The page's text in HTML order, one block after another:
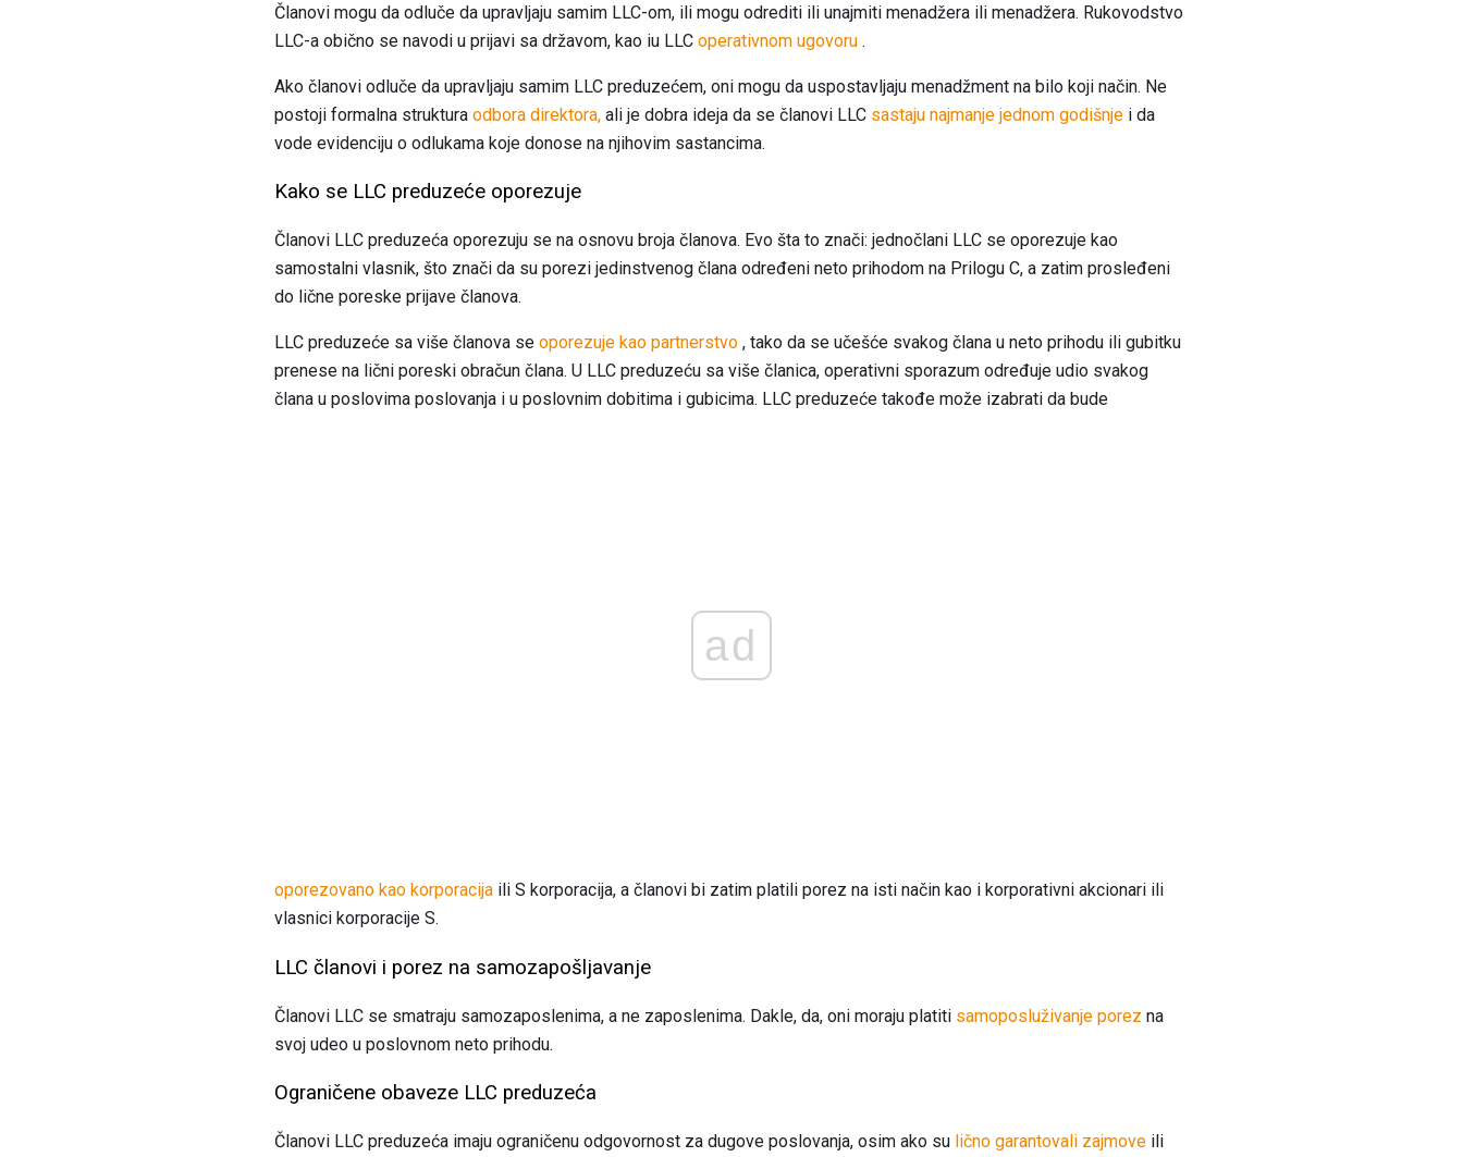
Članovi mogu da odluče da upravljaju samim LLC-om, ili mogu odrediti ili unajmiti menadžera ili menadžera. Rukovodstvo
LLC-a obično se navodi u prijavi sa državom, kao iu LLC operativnom ugovoru .
Ako članovi odluče da upravljaju samim LLC preduzećem, oni mogu da uspostavljaju menadžment na bilo koji način. Ne
postoji formalna struktura odbora direktora, ali je dobra ideja da se članovi LLC sastaju najmanje jednom godišnje i da
vode evidenciju o odlukama koje donose na njihovim sastancima.
Kako se LLC preduzeće oporezuje
Članovi LLC preduzeća oporezuju se na osnovu broja članova. Evo šta to znači: jednočlani LLC se oporezuje kao
samostalni vlasnik, što znači da su porezi jedinstvenog člana određeni neto prihodom na Prilogu C, a zatim prosleđeni
do lične poreske prijave članova.
LLC preduzeće sa više članova se oporezuje kao partnerstvo , tako da se učešće svakog člana u neto prihodu ili gubitku
prenese na lični poreski obračun člana. U LLC preduzeću sa više članica, operativni sporazum određuje udio svakog
člana u poslovima poslovanja i u poslovnim dobitima i gubicima. LLC preduzeće takođe može izabrati da bude
ad
oporezovano kao korporacija ili S korporacija, a članovi bi zatim platili porez na isti način kao i korporativni akcionari ili
vlasnici korporacije S.
LLC članovi i porez na samozapošljavanje
Članovi LLC se smatraju samozaposlenima, a ne zaposlenima. Dakle, da, oni moraju platiti samoposluživanje porez na
svoj udeo u poslovnom neto prihodu.
Ograničene obaveze LLC preduzeća
Članovi LLC preduzeća imaju ograničenu odgovornost za dugove poslovanja, osim ako su lično garantovali zajmove ili